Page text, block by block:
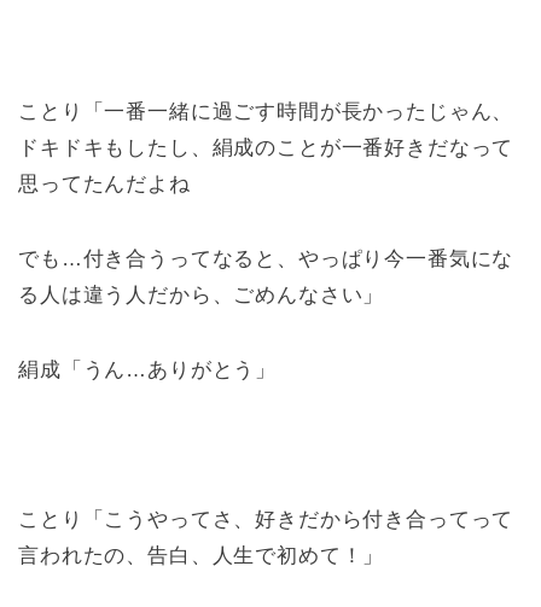
ことり「一番一緒に過ごす時間が長かったじゃん、
ドキドキもしたし、絹成のことが一番好きだなって
思ってたんだよね
でも…付き合うってなると、やっぱり今一番気にな
る人は違う人だから、ごめんなさい」
絹成「うん…ありがとう」
ことり「こうやってさ、好きだから付き合ってって
言われたの、告白、人生で初めて！」